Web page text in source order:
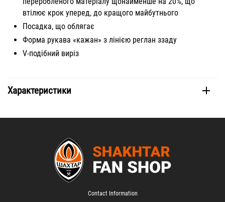
втілює крок уперед, до кращого майбутнього
Посадка, що облягає
Форма рукава «кажан» з лінією реглан ззаду
V-подібний виріз
Характеристики
Contact Information